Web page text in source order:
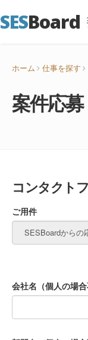
SESBoard
ホーム 仕事を探す
案件応募
コンタクト
ご用件
会社名（個人の場合